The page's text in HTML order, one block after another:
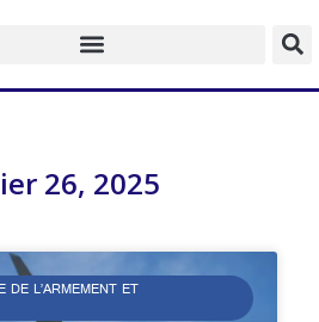
26, 2025
DE L’ARMEMENT ET